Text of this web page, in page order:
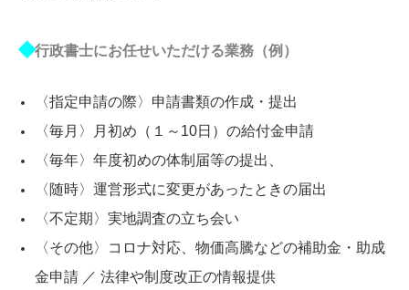
◆行政書士にお任せいただける業務（例）
〈指定申請の際〉 申請書類の作成・提出
〈毎月〉
月初め（１～10日）の給付金申請
〈毎年〉年度初めの体制届等の提出、
〈随時〉運営形式に変更があったときの届出
〈不定期〉実地調査の立ち会い
〈その他〉
コロナ対応、物価高騰などの補助金・助成
金申請 ／ 法律や制度改正の情報提供